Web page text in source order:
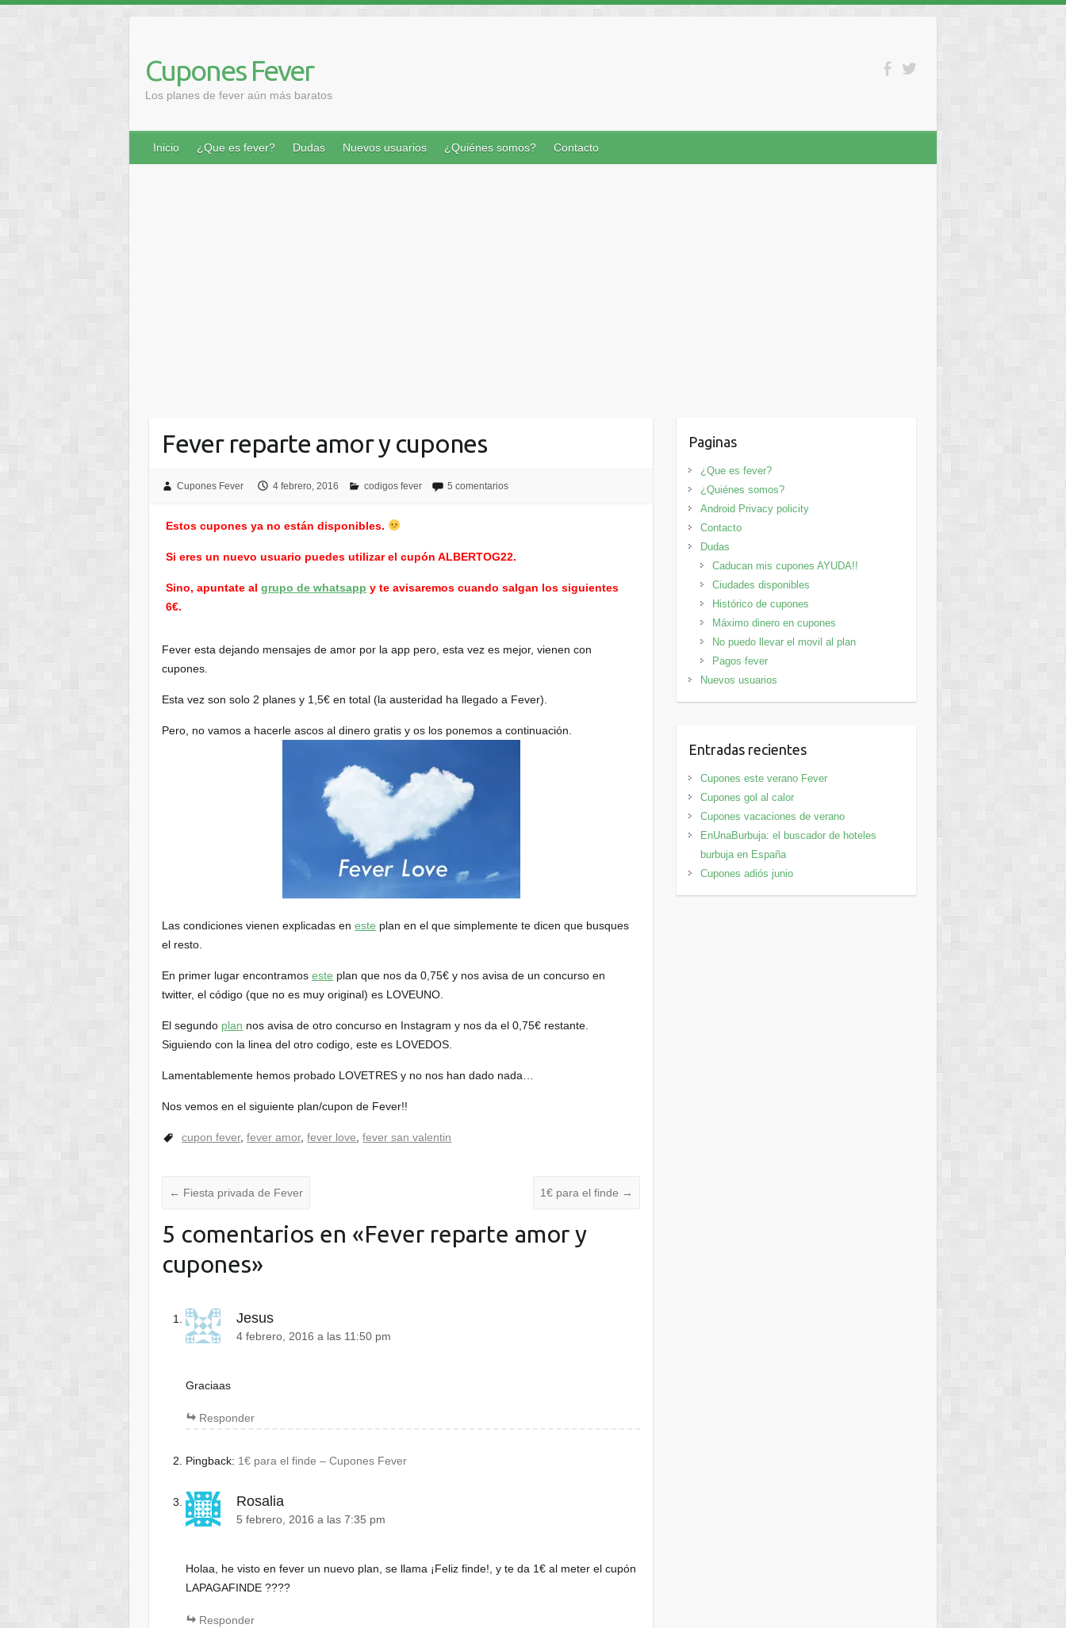
contenido
Cupones Fever
Los planes de fever aún más baratos
Inicio ¿Que es fever? Dudas Nuevos usuarios ¿Quiénes somos? Contacto
Fever reparte amor y cupones
Cupones Fever 4 febrero, 2016 codigos fever 5 comentarios
Estos cupones ya no están disponibles.
Si eres un nuevo usuario puedes utilizar el cupón ALBERTOG22.
Sino, apuntate algrupo de whatsapp y te avisaremos cuando salgan los siguientes
6€.
Fever esta dejando mensajes de amor por la app pero, esta vez es mejor, vienen con
cupones.
Esta vez son solo 2 planes y 1,5€ en total (la austeridad ha llegado a Fever).
Pero, no vamos a hacerle ascos al dinero gratis y os los ponemos a continuación.
Las condiciones vienen explicadas eneste plan en el que simplemente te dicen que busques
el resto.
En primer lugar encontramoseste plan que nos da 0,75€ y nos avisa de un concurso en
twitter, el código (que no es muy original) es LOVEUNO.
El segundo plan nos avisa de otro concurso en Instagram y nos da el 0,75€ restante.
Siguiendo con la linea del otro codigo, este es LOVEDOS.
Lamentablemente hemos probado LOVETRES y no nos han dado nada…
Nos vemos en el siguiente plan/cupon de Fever!!
cupon fever,fever amor,fever love,fever san valentin
← Fiesta privada de Fever 1€ para el finde →
5 comentarios en «Fever reparte amor y
cupones»
Jesus
4 febrero, 2016 a las 11:50 pm
Graciaas
Responder
Pingback: 1€ para el finde – Cupones Fever
Rosalia
5 febrero, 2016 a las 7:35 pm
Holaa, he visto en fever un nuevo plan, se llama ¡Feliz finde!, y te da 1€ al meter el cupón
LAPAGAFINDE ????
Responder
Paginas
¿Que es fever?
¿Quiénes somos?
Android Privacy policity
Contacto
Dudas
Caducan mis cupones AYUDA!!
Ciudades disponibles
Histórico de cupones
Máximo dinero en cupones
No puedo llevar el movil al plan
Pagos fever
Nuevos usuarios
Entradas recientes
Cupones este verano Fever
Cupones gol al calor
Cupones vacaciones de verano
EnUnaBurbuja: el buscador de hoteles
burbuja en España
Cupones adiós junio